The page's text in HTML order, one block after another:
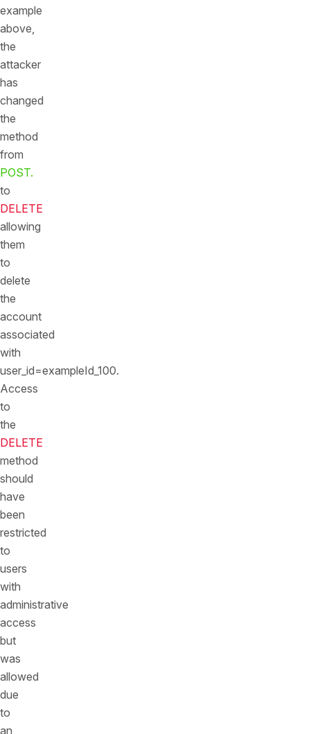
example
above,
the
attacker
has
changed
the
method
from
POST.
to
DELETE
allowing
them
to
delete
the
account
associated
with
user_id=exampleId_100.
Access
to
the
DELETE
method
should
have
been
restricted
to
users
with
administrative
access
but
was
allowed
due
to
an